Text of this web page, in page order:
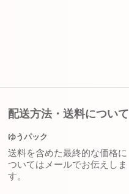
配送方法・送料について
ゆうパック
送料を含めた最終的な価格に
ついてはメールでお伝えしま
す。